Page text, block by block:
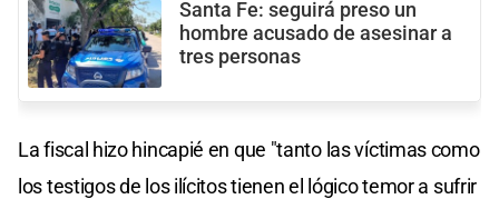
Santa Fe: seguirá preso un
hombre acusado de asesinar a
tres personas
La fiscal hizo hincapié en que "tanto las víctimas como
los testigos de los ilícitos tienen el lógico temor a sufrir